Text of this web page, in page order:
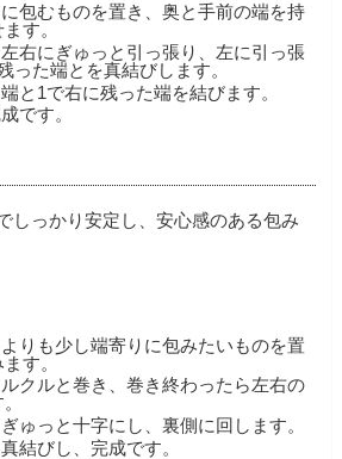
包むものを置き、奥と手前の端を持
す。
右にぎゅっと引っ張り、左に引っ張
った端とを真結びします。
と1で右に残った端を結びます。
です。
しっかり安定し、安心感のある包み
りも少し端寄りに包みたいものを置
す。
クルと巻き、巻き終わったら左右の
ゅっと十字にし、裏側に回します。
結びし、完成です。